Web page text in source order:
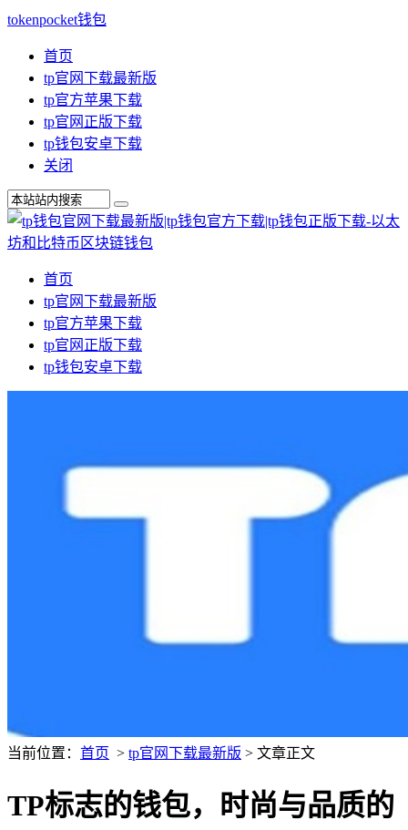
tokenpocket钱包
首页
tp官网下载最新版
tp官方苹果下载
tp官网正版下载
tp钱包安卓下载
关闭
首页
tp官网下载最新版
tp官方苹果下载
tp官网正版下载
tp钱包安卓下载
当前位置： 首页 > tp官网下载最新版 > 文章正文
TP标志的钱包，时尚与品质的